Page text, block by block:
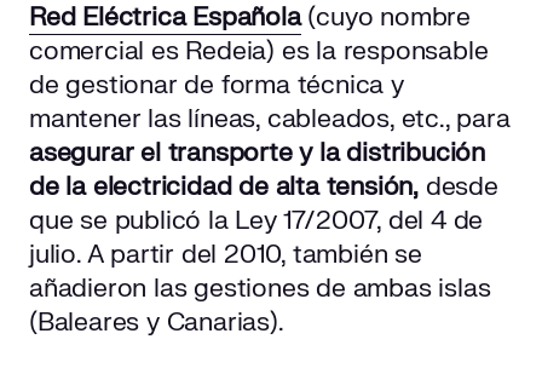
Red Eléctrica Española(cuyo nombre
comercial es Redeia) es la responsable
de gestionar de forma técnica y
mantener las líneas, cableados, etc., para
asegurar el transporte y la distribución
de la electricidad de alta tensión, desde
que se publicó la Ley 17/2007, del 4 de
julio. A partir del 2010, también se
añadieron las gestiones de ambas islas
(Baleares y Canarias).